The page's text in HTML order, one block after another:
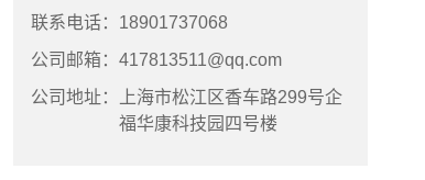
联系电话： 18901737068
公司邮箱： 417813511@qq.com
公司地址：
上海市松江区香车路299号企
福华康科技园四号楼